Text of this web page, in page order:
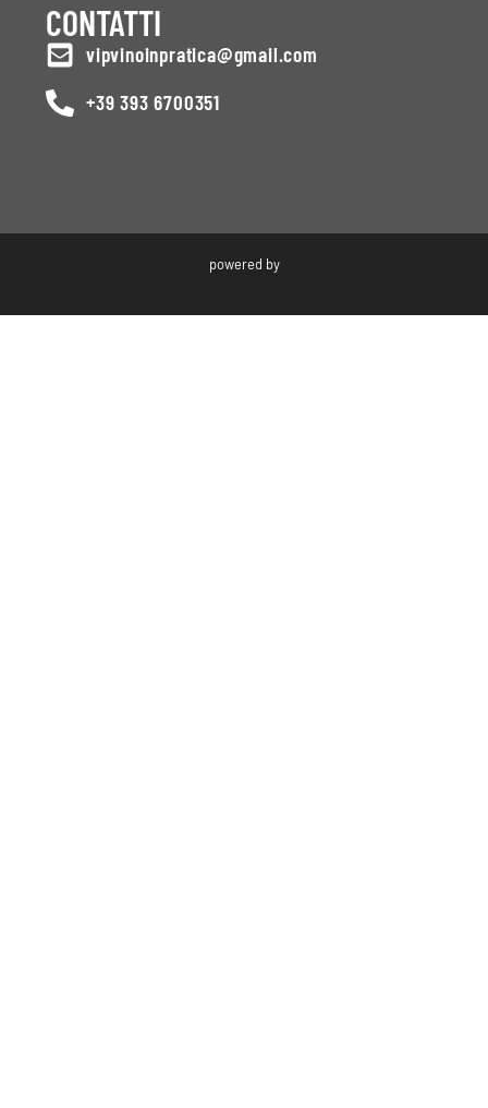
CONTATTI
vipvinoinpratica@gmail.com
+39 393 6700351
powered by